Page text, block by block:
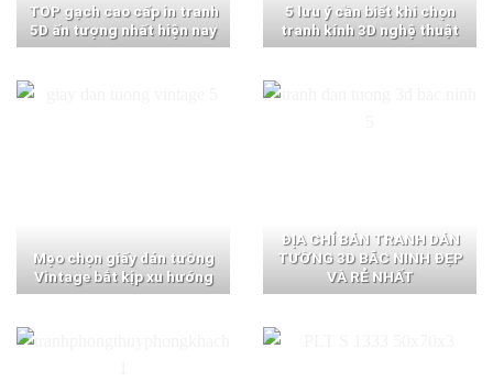
TOP gạch cao cấp in tranh
5D ấn tượng nhất hiện nay
5 lưu ý cần biết khi chọn
tranh kính 3D nghệ thuật
Mẹo chọn giấy dán tường
Vintage bắt kịp xu hướng
ĐỊA CHỈ BÁN TRANH DÁN
TƯỜNG 3D BẮC NINH ĐẸP
VÀ RẺ NHẤT